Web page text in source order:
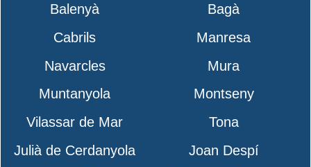
Balenyà
Bagà
Cabrils
Manresa
Navarcles
Mura
Muntanyola
Montseny
Vilassar de Mar
Tona
Julià de Cerdanyola
Joan Despí